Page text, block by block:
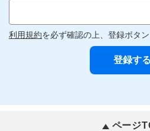
利用規約を必ず確認の上、登録ボタン
ページ